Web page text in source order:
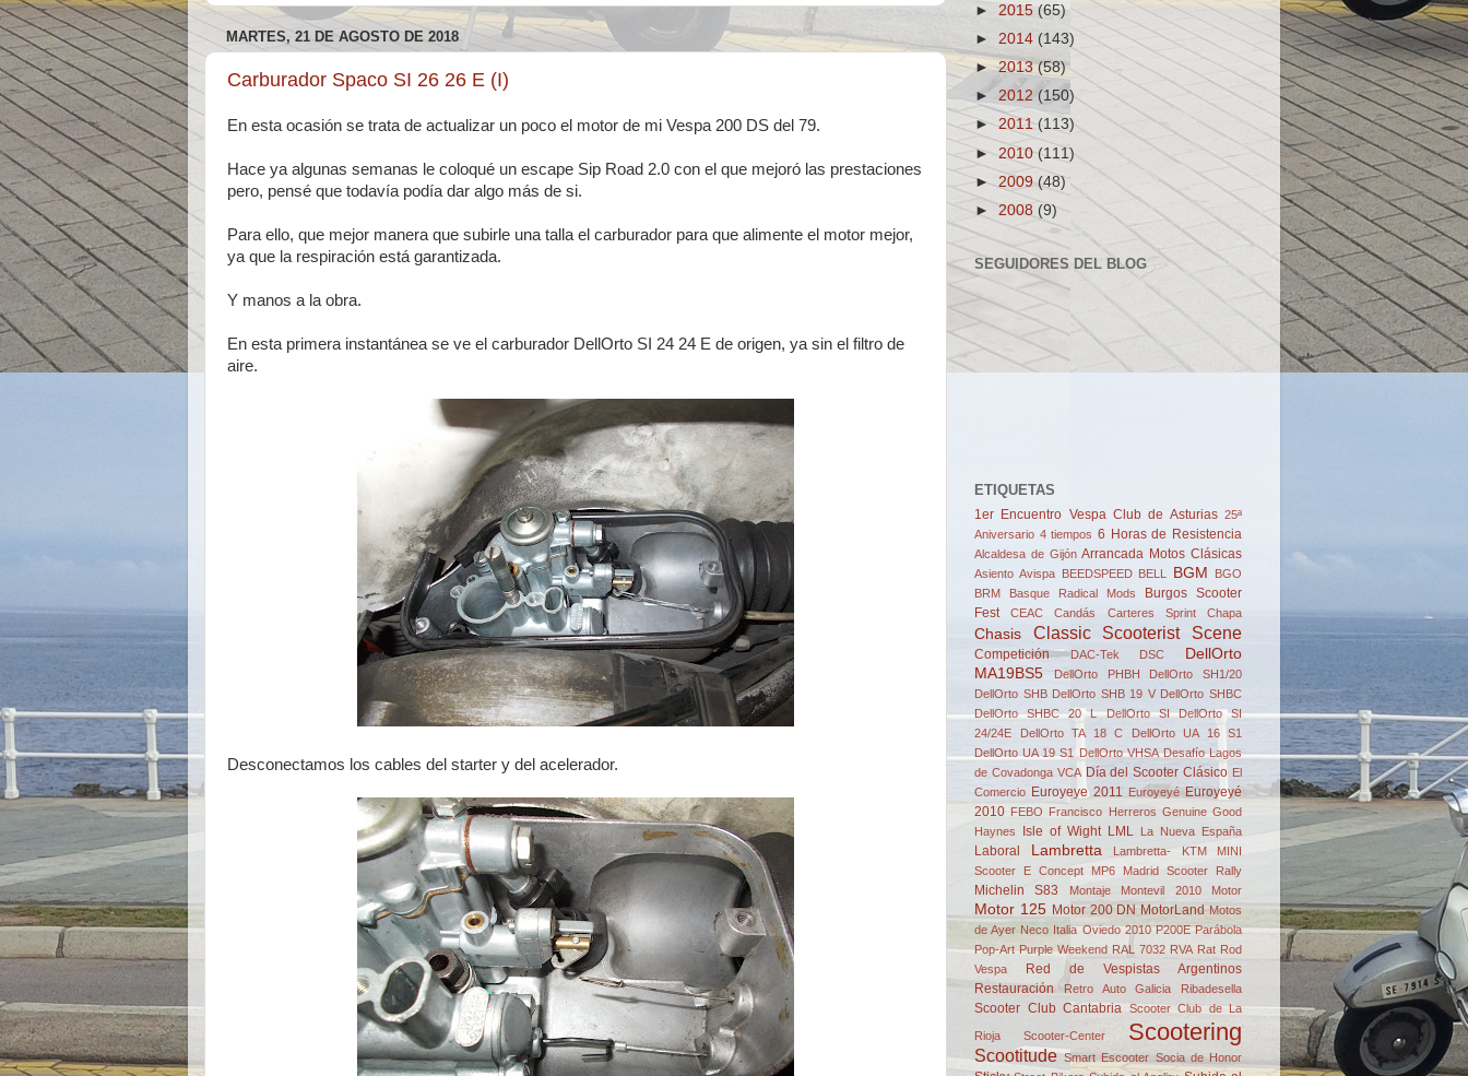
MARTES, 21 DE AGOSTO DE 2018
Carburador Spaco SI 26 26 E (I)
En esta ocasión se trata de actualizar un poco el motor de mi Vespa 200 DS del 79.
Hace ya algunas semanas le coloqué un escape Sip Road 2.0 con el que mejoró las prestaciones
pero, pensé que todavía podía dar algo más de si.
Para ello, que mejor manera que subirle una talla el carburador para que alimente el motor mejor,
ya que la respiración está garantizada.
Y manos a la obra.
En esta primera instantánea se ve el carburador DellOrto SI 24 24 E de origen, ya sin el filtro de
aire.
Desconectamos los cables del starter y del acelerador.
► 2015 (65)
► 2014 (143)
►2013(58)
► 2012 (150)
► 2011 (113)
►2010(111)
► 2009(48)
► 2008 (9)
SEGUIDORES DEL BLOG
ETIQUETAS
1er Encuentro Vespa Club de Asturias 25ª
Aniversario 4 tiempos 6 Horas de Resistencia
Alcaldesa de Gijón Arrancada Motos Clásicas
Asiento Avispa BEEDSPEED BELL BGM
BGO
BRM
Basque Radical Mods
Burgos Scooter
Fest
CEAC Candás Carteres Sprint Chapa
Chasis Classic Scooterist Scene
Competición DAC-Tek DSC
DellOrto
MA19BS5
DellOrto PHBH
DellOrto SH1/20
DellOrto SHB DellOrto SHB 19 V DellOrto SHBC
DellOrto SHBC 20 L
DellOrto SI
DellOrto SI
24/24E
DellOrto TA 18 C
DellOrto UA 16 S1
DellOrto UA 19 S1
DellOrto VHSA Desafío Lagos
de Covadonga VCA Día del Scooter Clásico El
Comercio Euroyeye 2011 Euroyeyé Euroyeyé
2010 FEBO Francisco Herreros Genuine Good
Haynes
Isle of Wight LML La Nueva España
Laboral Lambretta Lambretta- KTM
MINI
Scooter E Concept
MP6 Madrid Scooter Rally
Michelin S83 Montaje Montevil 2010 Motor
Motor 125 Motor 200 DN MotorLand Motos
de Ayer Neco Italia Oviedo 2010 P200E Parábola
Pop-Art Purple Weekend RAL 7032 RVA Rat Rod
Vespa
Red de Vespistas Argentinos
Restauración
Retro Auto Galicia Ribadesella
Scooter Club Cantabria Scooter Club de La
Rioja Scooter-Center Scootering
Scootitude Smart Escooter Socia de Honor